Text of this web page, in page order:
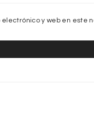
y web en este